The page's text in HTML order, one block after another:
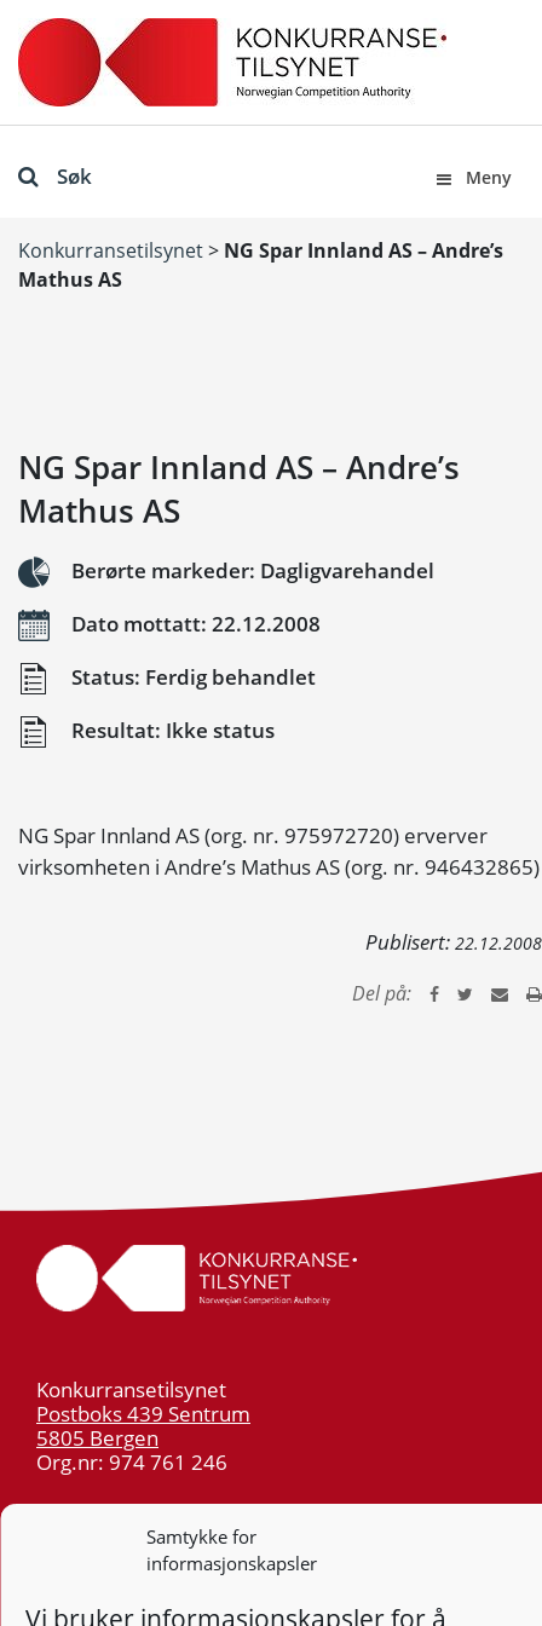
Samtykke for
informasjonskapsler
Vi bruker informasjonskapsler for å
Søk Meny
Konkurransetilsynet> NG Spar Innland AS – Andre’s
Mathus AS
NG Spar Innland AS – Andre’s
Mathus AS
Berørte markeder: Dagligvarehandel
Dato mottatt: 22.12.2008
Status: Ferdig behandlet
Resultat: Ikke status
NG Spar Innland AS (org. nr. 975972720) erverver
virksomheten i Andre’s Mathus AS (org. nr. 946432865)
Publisert: 22.12.2008
Del på:
Konkurransetilsynet
Postboks 439 Sentrum
5805 Bergen
Org.nr: 974 761 246
55 59 75 00
post@kt.no